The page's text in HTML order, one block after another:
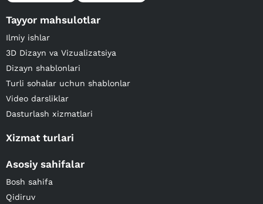
Tayyor mahsulotlar
Ilmiy ishlar
3D Dizayn va Vizualizatsiya
Dizayn shablonlari
Turli sohalar uchun shablonlar
Video darsliklar
Dasturlash xizmatlari
Xizmat turlari
Asosiy sahifalar
Bosh sahifa
Qidiruv